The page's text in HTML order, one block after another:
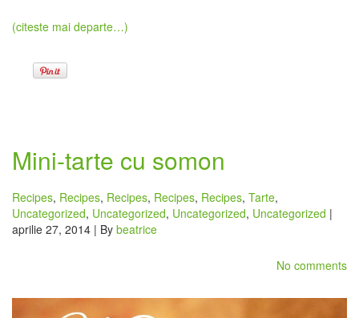
(citeste mai departe…)
Mini-tarte cu somon
Recipes, Recipes, Recipes, Recipes, Recipes, Tarte,
Uncategorized, Uncategorized, Uncategorized, Uncategorized |
aprilie 27, 2014 | By beatrice
No comments